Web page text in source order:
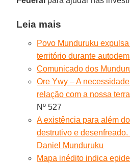
Leia mais
Povo Munduruku
território durante
Comunicado dos
Ore Ywy – A
relação com a nossa terra
Nº 527
A existência para além
destrutivo e
Daniel Munduruku
Mapa inédito indica